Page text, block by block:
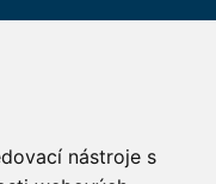
nástroje s